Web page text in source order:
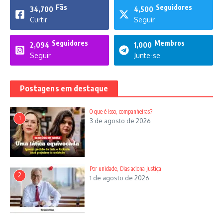
_ Os gols e a narração de Paulo Massad
_ Imagens daSagres Tv
34,700 Fãs
Curtir
4,500 Seguidores
Seguir
2,094 Seguidores
Seguir
1,000 Membros
Junte-se
Postagens em destaque
1
O que é isso, companheiras?
3 de agosto de 2026
2
Por unidade, Dias aciona Justiça
1 de agosto de 2026